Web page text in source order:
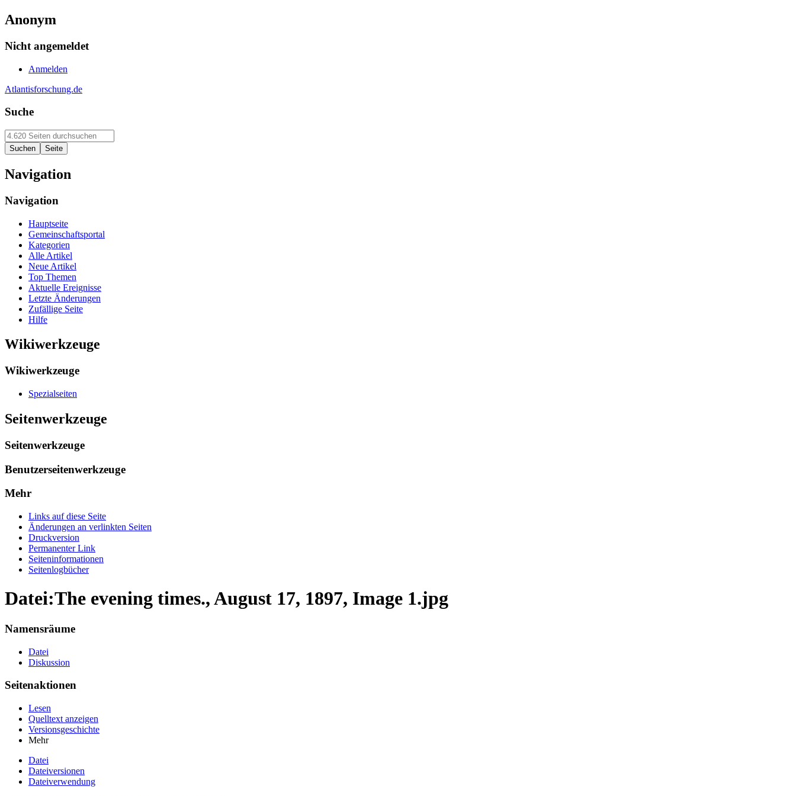
Anonym
Nicht angemeldet
Anmelden
Atlantisforschung.de
Suche
Navigation
Navigation
Hauptseite
Gemeinschaftsportal
Kategorien
Alle Artikel
Neue Artikel
Top Themen
Aktuelle Ereignisse
Letzte Änderungen
Zufällige Seite
Hilfe
Wikiwerkzeuge
Wikiwerkzeuge
Spezialseiten
Seitenwerkzeuge
Seitenwerkzeuge
Benutzerseitenwerkzeuge
Mehr
Links auf diese Seite
Änderungen an verlinkten Seiten
Druckversion
Permanenter Link
Seiten­informationen
Seitenlogbücher
Datei:The evening times., August 17, 1897, Image 1.jpg
Namensräume
Datei
Diskussion
Seitenaktionen
Lesen
Quelltext anzeigen
Versionsgeschichte
Mehr
Datei
Dateiversionen
Dateiverwendung